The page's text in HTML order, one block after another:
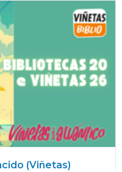
(Viñetas)